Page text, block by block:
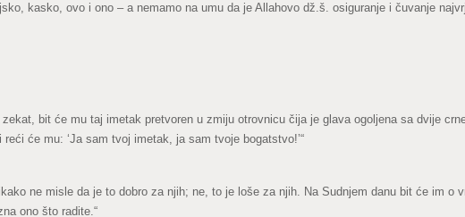
kasko, ovo i ono – a nemamo na umu da je Allahovo dž.š. osiguranje i čuvanje
bit će mu taj imetak pretvoren u zmiju otrovnicu čija je glava ogoljena sa dvije
će mu: ‘Ja sam tvoj imetak, ja sam tvoje bogatstvo!’“
ne misle da je to dobro za njih; ne, to je loše za njih. Na Sudnjem danu bit će im o
ono što radite.“